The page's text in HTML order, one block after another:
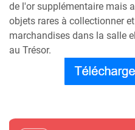
de l'or supplémentaire mais
objets rares à collectionner
marchandises dans la salle
au Trésor.